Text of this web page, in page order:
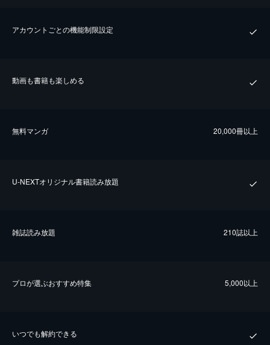
アカウントごとの機能制限設定
動画も書籍も楽しめる
無料マンガ 20,000冊以上
U-NEXTオリジナル書籍読み放題
雑誌読み放題 210誌以上
プロが選ぶおすすめ特集 5,000以上
いつでも解約できる